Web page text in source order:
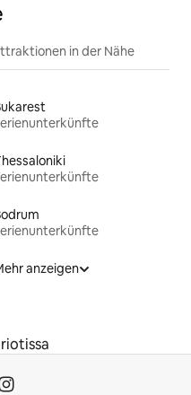
in der Nähe
anzeigen